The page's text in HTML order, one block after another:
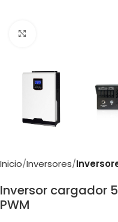
Inicio Inversores
Inversor cargador
PWM